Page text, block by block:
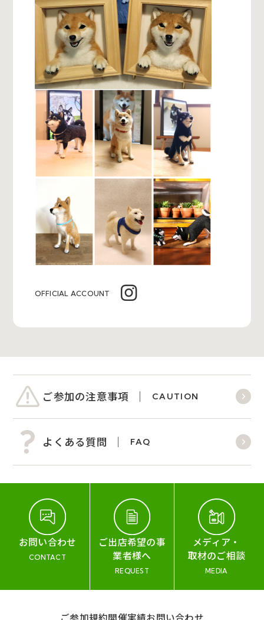
OFFICIAL ACCOUNT
ご参加の注意事項 CAUTION
よくある質問 FAQ
お問い合わせ
CONTACT
ご出店希望の事
業者様へ
REQUEST
メディア・
取材のご相談
MEDIA
ご参加規約開催実績お問い合わせ